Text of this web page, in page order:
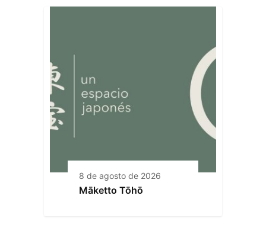
8 de agosto de 2026
Māketto Tōhō